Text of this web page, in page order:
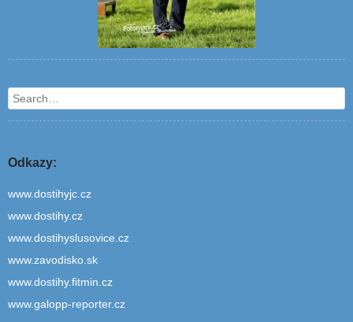
Search
Odkazy:
www.dostihyjc.cz
www.dostihy.cz
www.dostihyslusovice.cz
www.zavodisko.sk
www.dostihy.fitmin.cz
www.galopp-reporter.cz